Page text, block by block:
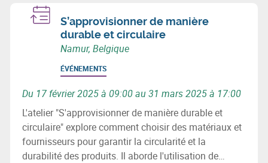
S’approvisionner de manière
durable et circulaire
Namur, Belgique
ÉVÉNEMENTS
Du 17 février 2025 à 09:00 au 31 mars 2025 à 17:00
L'atelier "S'approvisionner de manière durable et
circulaire" explore comment choisir des matériaux et
fournisseurs pour garantir la circularité et la
durabilité des produits. Il aborde l'utilisation de